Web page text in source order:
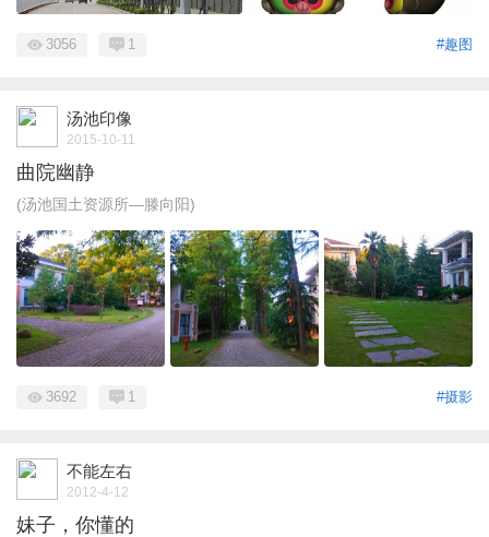
#趣图
3056 1
汤池印像
2015-10-11
曲院幽静
(汤池国土资源所—滕向阳)
#摄影
3692 1
不能左右
2012-4-12
妹子，你懂的